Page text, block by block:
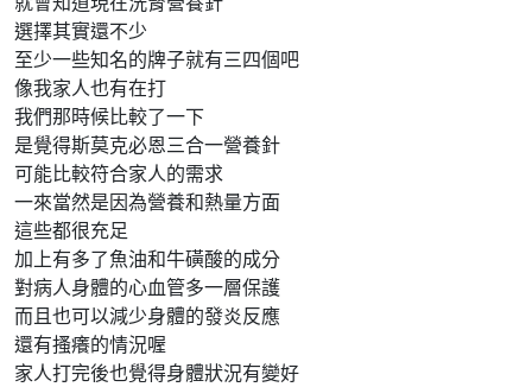
選擇其實還不少
至少一些知名的牌子就有三四個吧
像我家人也有在打
我們那時候比較了一下
是覺得斯莫克必恩三合一營養針
可能比較符合家人的需求
一來當然是因為營養和熱量方面
這些都很充足
加上有多了魚油和牛磺酸的成分
對病人身體的心血管多一層保護
而且也可以減少身體的發炎反應
還有搔癢的情況喔
家人打完後也覺得身體狀況有變好